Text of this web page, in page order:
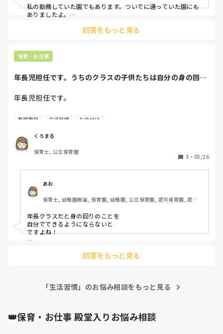
緯も知りたいです(^^)
私の勤務していた園でもあります。ついでに通っていた園にも
ありましたよ。
回答をもっと見る
保育・お仕事
年長児担任です。うちのクラスの子供たちは自分の身の回り
年長児担任です。
うちのクラスの子供たちは自分の身の回りの始末が苦手で…
あるべき場所に置いてない、室内で廃材遊びしてもそのま
ま…脱いだ服も脱ぎっぱなし…
なんてことが日常茶飯事。
も改善せず…でも年長だしいい手立てがないかなと探ってい
ますがいい案が浮かびません。
1年間かけてできるようになっていけばと思っていますが、
皆さんはどのような手立て使っていますか？
いいアイデアがあればを教えて下さい。
整理整頓 生活習慣 お片付け
くろまる
保育士, 公立保育園
3 ・ 05/16
あお
保育士, 幼稚園教諭, 保育園, 幼稚園, 公立保育園, 認可保育園, 認
可保育園
年長クラスだと身の回りのことを
自分でできるようにならないと
ですよね！
一斉にやらせるのはどうでしょうか？
例えば、外遊びの後は全員帽子を
着替えて片付けが終わった子には
座って待っててもらって全員終わってから次の行動をするなど
回答をもっと見る
「生活習慣」のお悩み相談をもっと見る
👑保育・お仕事 殿堂入りお悩み相談